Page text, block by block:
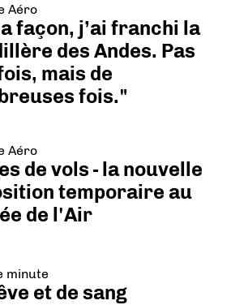
Aéro
façon, j’ai franchi la
des Andes. Pas
mais de
fois."
Aéro
de vols - la nouvelle
temporaire au
de l'Air
minute
et de sang